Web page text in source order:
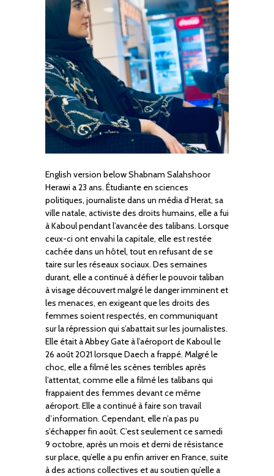
English version below Shabnam Salahshoor
Herawi a 23 ans. Étudiante en sciences
politiques, journaliste dans un média d’Herat, sa
ville natale, activiste des droits humains, elle a fui
à Kaboul pendant l’avancée des talibans. Lorsque
ceux-ci ont envahi la capitale, elle est restée
cachée dans un hôtel, tout en refusant de se
taire sur les réseaux sociaux. Des semaines
durant, elle a continué à défier le pouvoir taliban
à visage découvert malgré le danger imminent et
les menaces, en exigeant que les droits des
femmes soient respectés, en communiquant
sur la répression qui s’abattait sur les journalistes.
Elle était à Abbey Gate à l’aéroport de Kaboul le
26 août 2021 lorsque Daech a frappé. Malgré le
choc, elle a filmé les scènes terribles après
l’attentat, comme elle a filmé les talibans qui
frappaient des femmes devant ce même
aéroport. Elle a continué à faire son travail
d’information. Cependant, elle n’a pas pu
s’échapper fin août. C’est seulement ce samedi
9 octobre, après un mois et demi de résistance
sur place, qu’elle a pu enfin arriver en France, suite
à des actions collectives et au soutien qu’elle a